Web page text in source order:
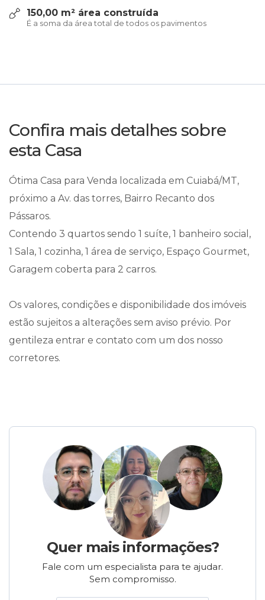
150,00 m² área construída
É a soma da área total de todos os pavimentos
Confira mais detalhes sobre
esta Casa
Ótima Casa para Venda localizada em Cuiabá/MT,
próximo a Av. das torres, Bairro Recanto dos
Pássaros.
Contendo 3 quartos sendo 1 suíte, 1 banheiro social,
1 Sala, 1 cozinha, 1 área de serviço, Espaço Gourmet,
Garagem coberta para 2 carros.
Os valores, condições e disponibilidade dos imóveis
estão sujeitos a alterações sem aviso prévio. Por
gentileza entrar e contato com um dos nosso
corretores.
Quer mais informações?
Fale com um especialista para te ajudar.
Sem compromisso.